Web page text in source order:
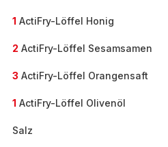
1 ActiFry-Löffel Honig
2 ActiFry-Löffel Sesamsamen
3 ActiFry-Löffel Orangensaft
1 ActiFry-Löffel Olivenöl
Salz